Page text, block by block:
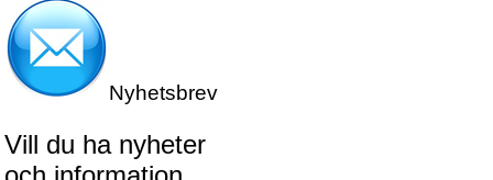
Nyhetsbrev
Vill du ha nyheter